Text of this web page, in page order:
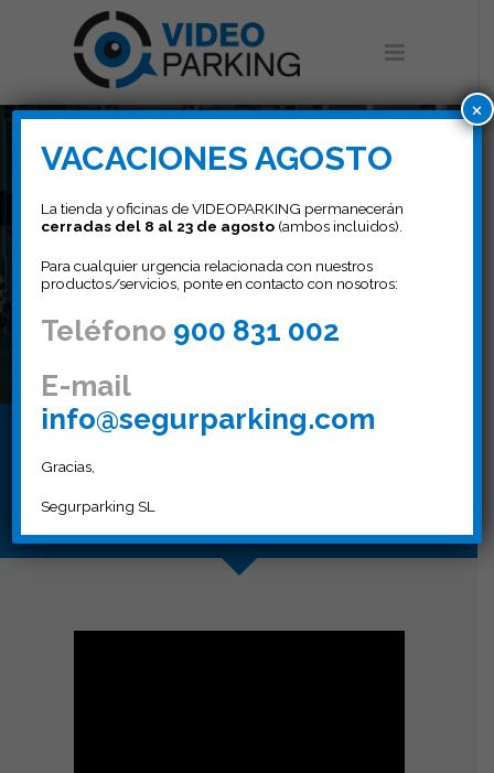
VIGILAMOS
TU COMUNIDAD 24H AL DÍA
(Desde 1€/mes por vecino)
Saber más ...
Descubre
INTEGRACIÓN
VACACIONES AGOSTO
La tienda y oficinas de VIDEOPARKING permanecerán
cerradas del 8 al 23 de agosto (ambos incluidos).
Para cualquier urgencia relacionada con nuestros
productos/servicios, ponte en contacto con nosotros:
Teléfono 900 831 002
E-mail
info@segurparking.com
Gracias,
Segurparking SL
×